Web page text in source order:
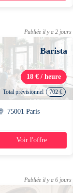
Publiée il y a 2 jours
Barista
18 € / heure
Total prévisionnel 702 €
75001 Paris
5 jours
Voir l'offre
Publiée il y a 6 jours